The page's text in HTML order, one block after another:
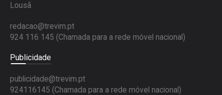
Lousã
redacao@trevim.pt
924 116 145 (Chamada para a rede móvel nacional)
Publicidade
publicidade@trevim.pt
924116145 (Chamada para a rede móvel nacional)